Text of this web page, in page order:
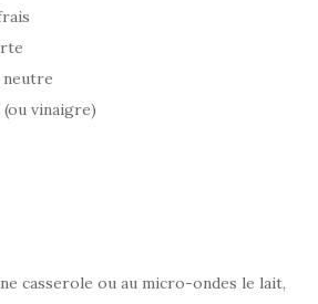
neutre
vinaigre)
casserole ou au micro-ondes le lait,